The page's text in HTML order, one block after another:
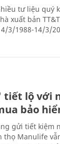
tư liệu quý
xuất bản
3/1988-14/3/
tiết lộ với
bảo
gửi tiết kiệm
thọ Manulife